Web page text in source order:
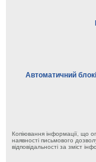
Автоматичний
Копіювання інформації, що
наявності письмового
відповідальності за зміст